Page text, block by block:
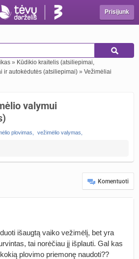
Prisijunk
» Kūdikio kraitelis (atsiliepimai,
ir autokėdutės (atsiliepimai) » Vežimėliai
valymui
plovimas vežimėlio valymas
Komentuoti
išaugtą vaiko vežimėlį, bet yra
tai norėčiau jį išplauti. Gal kas
plovimo priemonę naudoti??